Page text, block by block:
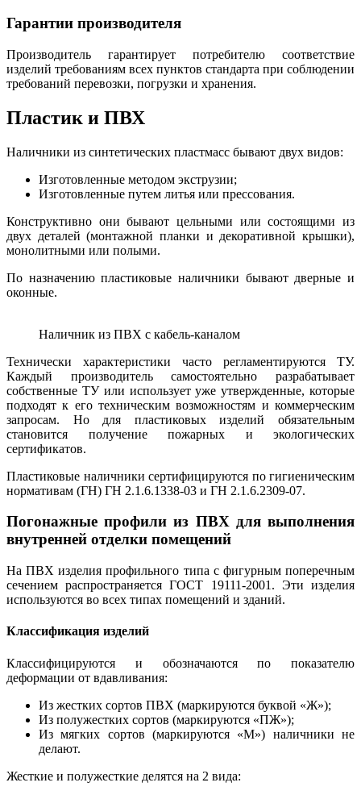
Гарантии производителя
Производитель гарантирует потребителю соответствие
изделий требованиям всех пунктов стандарта при соблюдении
требований перевозки, погрузки и хранения.
Пластик и ПВХ
Наличники из синтетических пластмасс бывают двух видов:
Изготовленные методом экструзии;
Изготовленные путем литья или прессования.
Конструктивно они бывают цельными или состоящими из
двух деталей (монтажной планки и декоративной крышки),
монолитными или полыми.
По назначению пластиковые наличники бывают дверные и
оконные.
Наличник из ПВХ с кабель-каналом
Технически характеристики часто регламентируются ТУ.
Каждый производитель самостоятельно разрабатывает
собственные ТУ или использует уже утвержденные, которые
подходят к его техническим возможностям и коммерческим
запросам. Но для пластиковых изделий обязательным
становится получение пожарных и экологических
сертификатов.
Пластиковые наличники сертифицируются по гигиеническим
нормативам (ГН) ГН 2.1.6.1338-03 и ГН 2.1.6.2309-07.
Погонажные профили из ПВХ для выполнения
внутренней отделки помещений
На ПВХ изделия профильного типа с фигурным поперечным
сечением распространяется ГОСТ 19111-2001. Эти изделия
используются во всех типах помещений и зданий.
Классификация изделий
Классифицируются и обозначаются по показателю
деформации от вдавливания:
Из жестких сортов ПВХ (маркируются буквой «Ж»);
Из полужестких сортов (маркируются «ПЖ»);
Из мягких сортов (маркируются «М») наличники не
делают.
Жесткие и полужесткие делятся на 2 вида: